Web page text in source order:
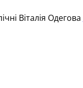
Віталія Одегова